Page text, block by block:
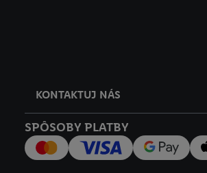
KONTAKTUJ NÁS
SPÔSOBY PLATBY